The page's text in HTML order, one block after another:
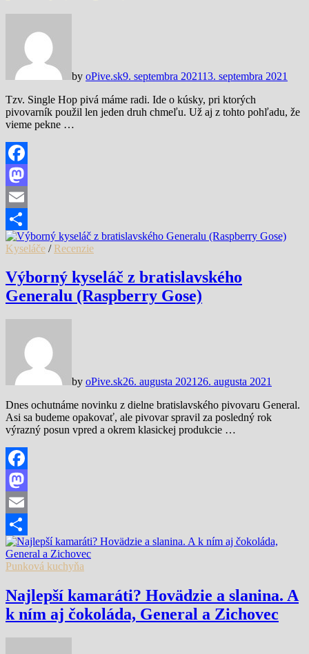
by oPive.sk9. septembra 202113. septembra 2021
Tzv. Single Hop pivá máme radi. Ide o kúsky, pri ktorých
pivovarník použil len jeden druh chmeľu. Už aj z tohto pohľadu, že
vieme pekne …
Facebook
Mastodon
Email
Share
Kyseláče / Recenzie
Výborný kyseláč z bratislavského
Generalu (Raspberry Gose)
by oPive.sk26. augusta 2021 26. augusta 2021
Dnes ochutnáme novinku z dielne bratislavského pivovaru General.
Asi sa budeme opakovať, ale pivovar spravil za posledný rok
výrazný posun vpred a okrem klasickej produkcie …
Facebook
Mastodon
Email
Share
Punková kuchyňa
Najlepší kamaráti? Hovädzie a slanina. A
k ním aj čokoláda, General a Zichovec